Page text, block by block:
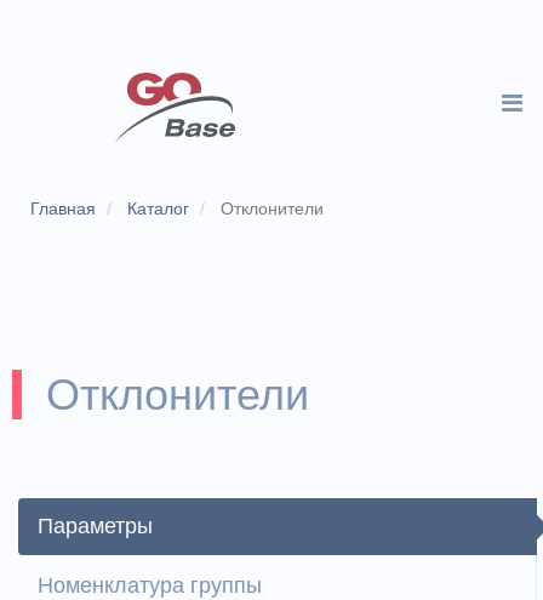
Главная Каталог Отклонители
Отклонители
Параметры
Номенклатура группы